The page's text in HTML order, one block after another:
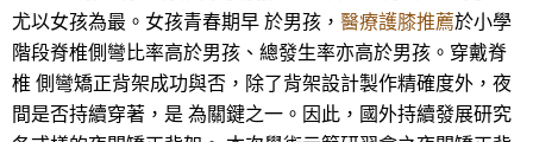
尤以女孩為最。女孩青春期早 於男孩， 醫療護膝推薦於小學
階段脊椎側彎比率高於男孩、總發生率亦高於男孩。穿戴脊
椎 側彎矯正背架成功與否，除了背架設計製作精確度外，夜
間是否持續穿著，是 為關鍵之一。因此，國外持續發展研究